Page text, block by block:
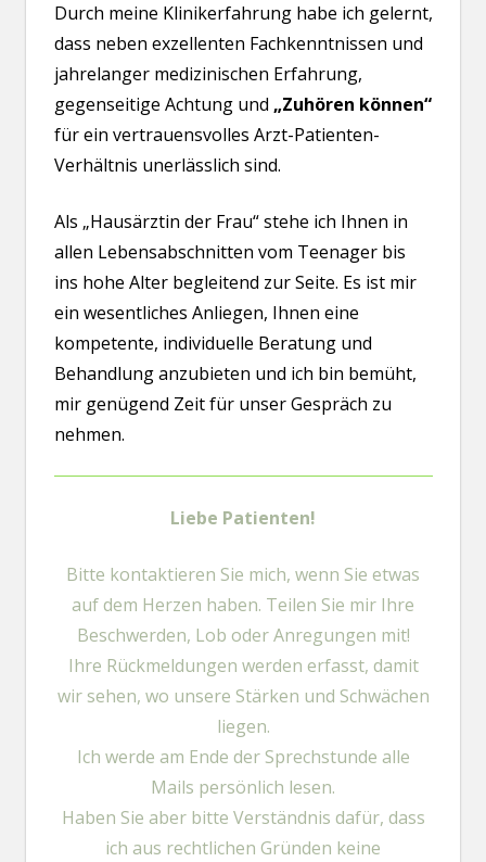
Durch meine Klinikerfahrung habe ich gelernt,
dass neben exzellenten Fachkenntnissen und
jahrelanger medizinischen Erfahrung,
gegenseitige Achtung und „Zuhören können“
für ein vertrauensvolles Arzt-Patienten-
Verhältnis unerlässlich sind.
Als „Hausärztin der Frau“ stehe ich Ihnen in
allen Lebensabschnitten vom Teenager bis
ins hohe Alter begleitend zur Seite. Es ist mir
ein wesentliches Anliegen, Ihnen eine
kompetente, individuelle Beratung und
Behandlung anzubieten und ich bin bemüht,
mir genügend Zeit für unser Gespräch zu
nehmen.
Liebe Patienten!
Bitte kontaktieren Sie mich, wenn Sie etwas
auf dem Herzen haben. Teilen Sie mir Ihre
Beschwerden, Lob oder Anregungen mit!
Ihre Rückmeldungen werden erfasst, damit
wir sehen, wo unsere Stärken und Schwächen
liegen.
Ich werde am Ende der Sprechstunde alle
Mails persönlich lesen.
Haben Sie aber bitte Verständnis dafür, dass
ich aus rechtlichen Gründen keine